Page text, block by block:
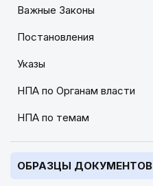
Важные Законы
Постановления
Указы
НПА по Органам власти
НПА по темам
ОБРАЗЦЫ ДОКУМЕНТОВ